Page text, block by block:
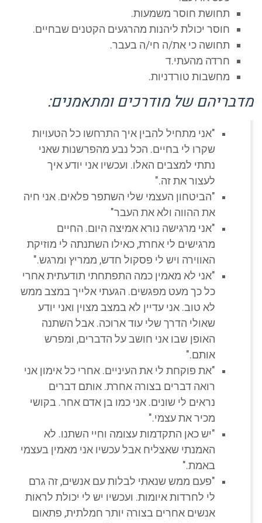
תחושת חוסר משמעות.
חוסר יכולת ליהנות מהרגעים הקטנים שבחיים.
תחושה כי את/ה חי/ה בעבר.
חרדה מהעתי.ד
מחשבות טורדניות.
מדבריהם של מודרכים ומתאמנים:
"אני מתחיל להבין איך התרחשו כל הטעויות
שקרו לי בחיים. הכל נבע מהפרשנות שאני
נתתי למצבים האלו. ועכשיו אני יודע איך
לעצור את זה."
"הביטחון העצמי שלי השתפר פלאים. אני חיה
את ההווה ולא את העבר"
"אני מרגישה נורא אמיצה היום. החיים
מרגישים לי אחרת, כאילו השתנתה לי מוזיקת
האווירה ויש לי פסקול חדש, ממריץ ומרגש."
"אני לא מאמין כמה התפתחתי תודעתית אחרי
כל כך מעט מפגשים. הגעתי אלייך במצב ממש
לא טוב. אני עדיין לא במצב מצוין ואני יודע
שאולי הדרך שלי עוד ארוכה. אבל השתנה
האופן שבו אני חושב על הדברים, ומפרש
אותם."
"את פוקחת לי את העיניים. אחרי כל אימון אני
רואה דברים בצורה אחרת. אותם דברים
נראים לי שונים. אני כמו בן אדם אחר. בקושי
מכיר את עצמי."
"יש כאן התקדמות עצומה וחיי השתנו. לא
האמנתי שאצליח אבל עכשיו אני מאמין בעצמי
באמת."
"פעם ממש שנאתי לבלות עם אנשים, זה גרם
לי לחרדות איומות. ועכשיו יש לי יכולת לראות
אנשים אחרים בצורה יותר חמלתית, פתאום